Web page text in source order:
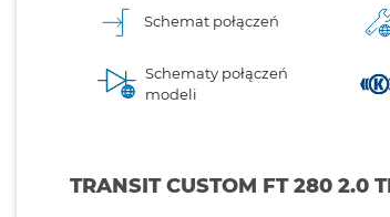
Schemat połączeń
Schematy połączeń
modeli
TRANSIT CUSTOM FT 280 2.0